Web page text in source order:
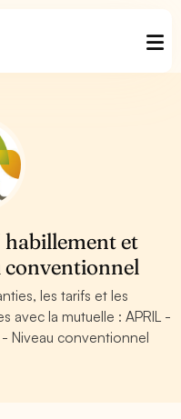
habillement et
conventionnel
les tarifs et les
avec la mutuelle : APRIL -
Niveau conventionnel